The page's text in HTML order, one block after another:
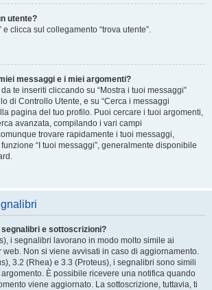
utente?
e clicca sul collegamento “trova utente”.
messaggi e i miei argomenti?
te inseriti cliccando su “Mostra i tuoi messaggi”
di Controllo Utente, e su “Cerca i messaggi
pagina del tuo profilo. Puoi cercare i tuoi argomenti,
avanzata, compilando i vari campi
trovare rapidamente i tuoi messaggi,
“I tuoi messaggi”, generalmente disponibile
e sottoscrizioni?
i segnalibri lavorano in modo molto simile ai
Non si viene avvisati in caso di aggiornamento.
3.2 (Rhea) e 3.3 (Proteus), i segnalibri sono simili
È possibile ricevere una notifica quando
viene aggiornato. La sottoscrizione, tuttavia, ti